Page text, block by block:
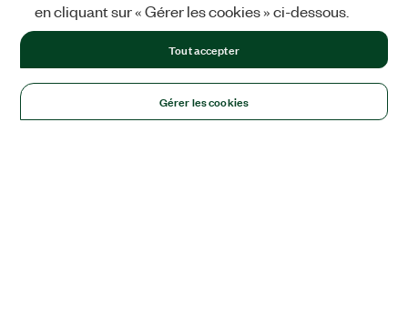
en cliquant sur « Gérer les cookies » ci-dessous.
Gérer les cookies
Tout accepter